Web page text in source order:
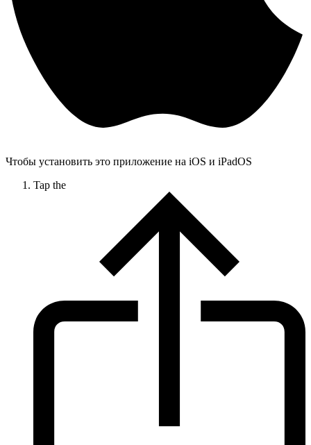
Чтобы установить это приложение на iOS и iPadOS
Tap the